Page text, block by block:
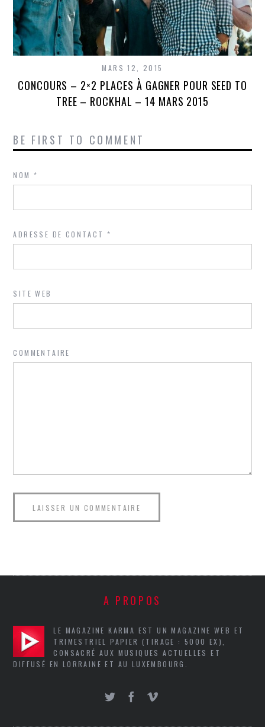
MARS 12, 2015
CONCOURS – 2×2 PLACES À GAGNER POUR SEED TO
TREE – ROCKHAL – 14 MARS 2015
BE FIRST TO COMMENT
NOM*
ADRESSE DE CONTACT*
SITE WEB
COMMENTAIRE
A PROPOS
LE MAGAZINE KARMA EST UN MAGAZINE WEB ET
TRIMESTRIEL PAPIER (TIRAGE : 5000 EX),
CONSACRÉ AUX MUSIQUES ACTUELLES ET
DIFFUSÉ EN LORRAINE ET AU LUXEMBOURG.